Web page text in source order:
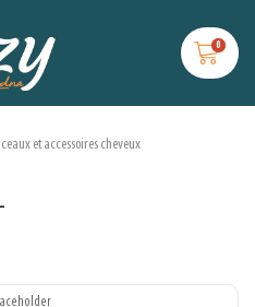
0
et accessoires cheveux